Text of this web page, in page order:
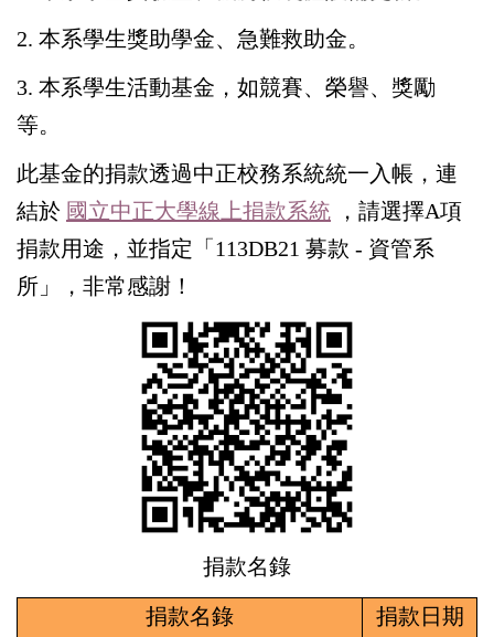
2. 本系學生獎助學金、急難救助金。
3. 本系學生活動基金，如競賽、榮譽、獎勵
等。
此基金的捐款透過中正校務系統統一入帳， 連
結於 國立中正大學線上捐款系統
，請選擇A項
捐款用途，並指定「113DB21 募款 - 資管系
所」，非常感謝！
捐款名錄
捐款名錄 捐款日期